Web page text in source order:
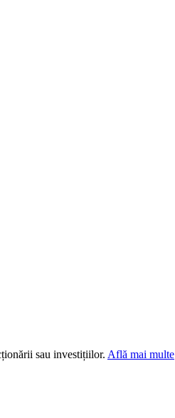
sau investițiilor. Află mai multe